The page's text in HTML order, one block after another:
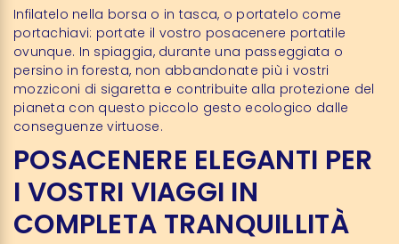
Infilatelo nella borsa o in tasca, o portatelo come
portachiavi: portate il vostro posacenere portatile
ovunque. In spiaggia, durante una passeggiata o
persino in foresta, non abbandonate più i vostri
mozziconi di sigaretta e contribuite alla protezione del
pianeta con questo piccolo gesto ecologico dalle
conseguenze virtuose.
POSACENERE ELEGANTI PER
I VOSTRI VIAGGI IN
COMPLETA TRANQUILLITÀ